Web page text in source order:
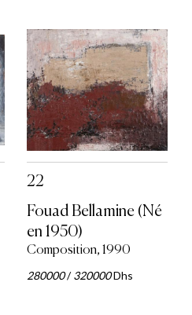
22
Fouad Bellamine (Né
en 1950)
Composition, 1990
280000/320000Dhs